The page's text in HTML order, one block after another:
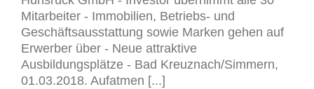
Mitarbeiter - Immobilien, Betriebs- und
Geschäftsausstattung sowie Marken gehen auf
Erwerber über - Neue attraktive
Ausbildungsplätze - Bad Kreuznach/Simmern,
01.03.2018. Aufatmen [...]